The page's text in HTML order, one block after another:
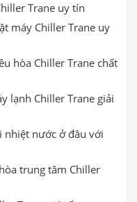
Trane uy tín
máy Chiller Trane uy
hòa Chiller Trane chất
lạnh Chiller Trane giải
nhiệt nước ở đâu với
trung tâm Chiller